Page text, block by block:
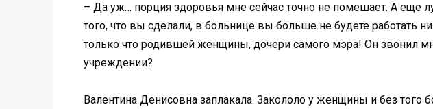
– Да уж… порция здоровья мне сейчас точно не помешает. А еще
того, что вы сделали, в больнице вы больше не будете работать
только что родившей женщины, дочери самого мэра! Он звонил
учреждении?
Валентина Денисовна заплакала. Закололо у женщины и без